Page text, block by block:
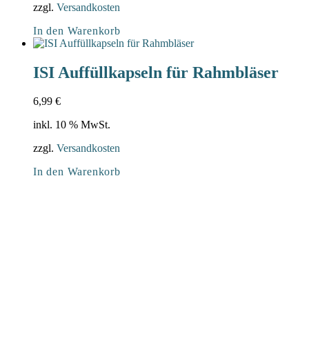
zzgl. Versandkosten
In den Warenkorb
ISI Auffüllkapseln für Rahmbläser
6,99 €
inkl. 10 % MwSt.
zzgl. Versandkosten
In den Warenkorb